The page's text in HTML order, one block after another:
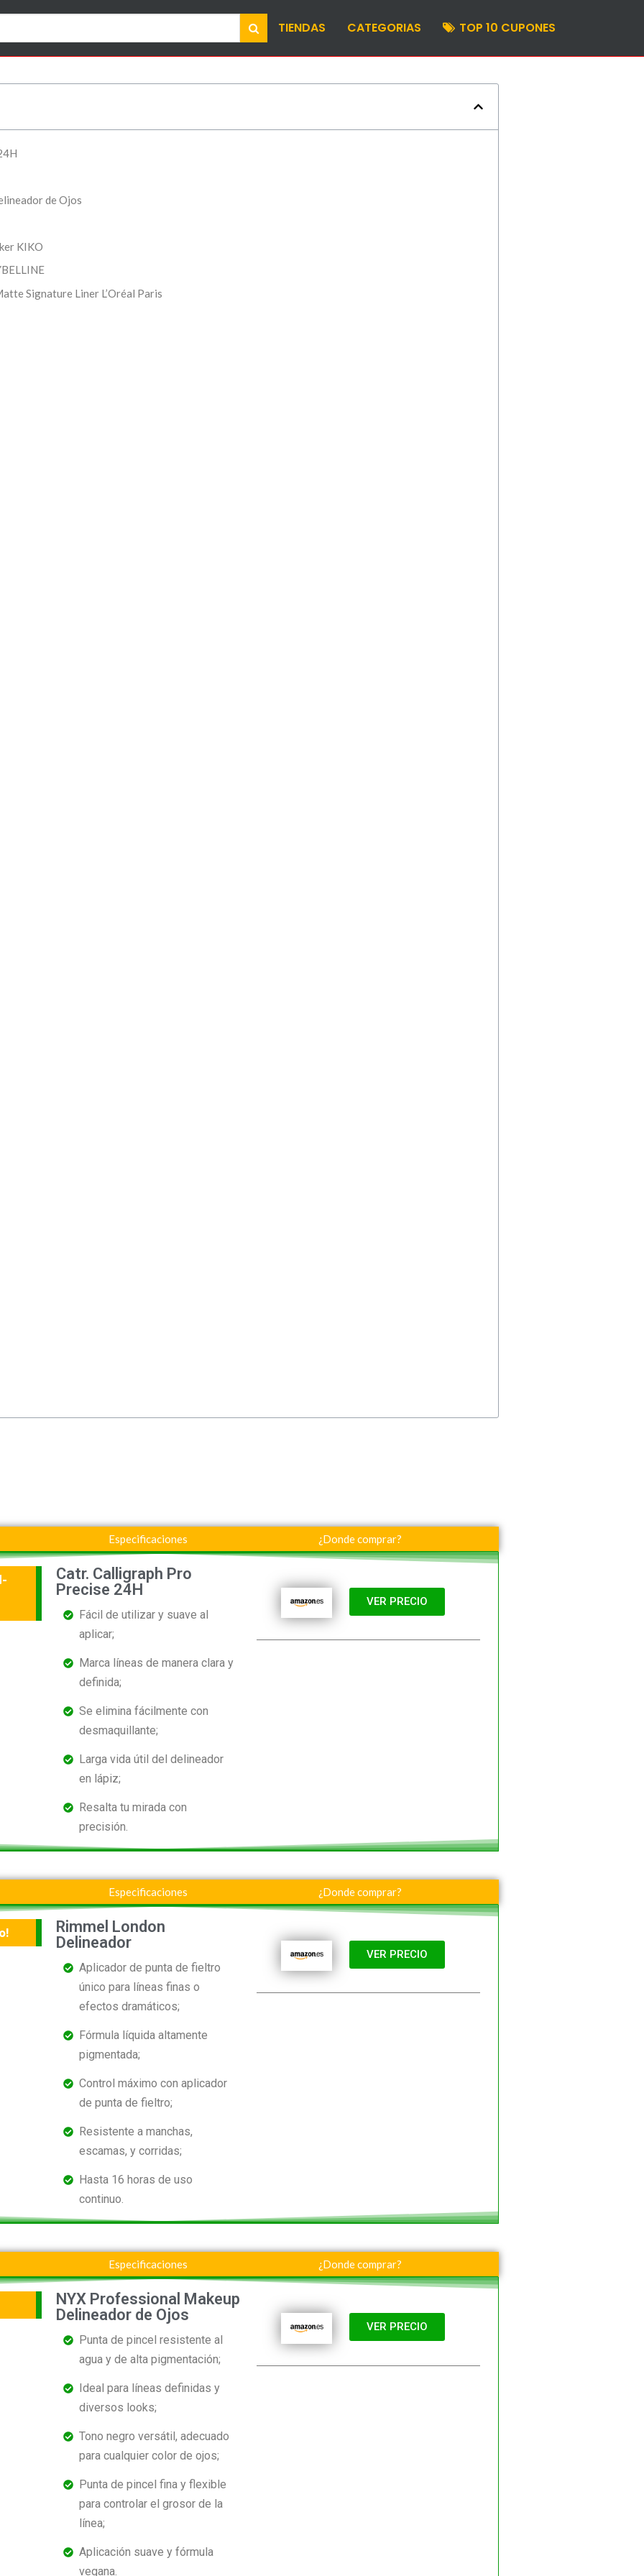
TIENDAS CATEGORIAS TOP 10 CUPONES
de Ojos
KIKO
Signature Liner L’Oréal Paris
Especificaciones ¿Donde comprar?
Catr. Calligraph Pro
Precise 24H
Fácil de utilizar y suave al
aplicar;
Marca líneas de manera clara y
definida;
Se elimina fácilmente con
desmaquillante;
Larga vida útil del delineador
en lápiz;
Resalta tu mirada con
precisión.
VER PRECIO
Especificaciones ¿Donde comprar?
Rimmel London
Delineador
Aplicador de punta de fieltro
único para líneas finas o
efectos dramáticos;
Fórmula líquida altamente
pigmentada;
Control máximo con aplicador
de punta de fieltro;
Resistente a manchas,
escamas, y corridas;
Hasta 16 horas de uso
continuo.
VER PRECIO
Especificaciones ¿Donde comprar?
NYX Professional Makeup
Delineador de Ojos
Punta de pincel resistente al
agua y de alta pigmentación;
Ideal para líneas definidas y
diversos looks;
Tono negro versátil, adecuado
para cualquier color de ojos;
Punta de pincel fina y flexible
para controlar el grosor de la
línea;
Aplicación suave y fórmula
vegana.
VER PRECIO